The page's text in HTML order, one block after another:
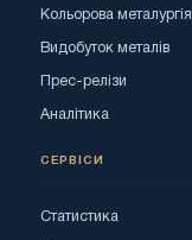
Кольорова металургія
Видобуток металів
Прес-релізи
Аналітика
СЕРВІСИ
Статистика